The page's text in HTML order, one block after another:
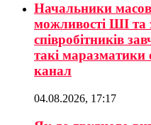
Начальники
можливості ШІ та
співробітників
такі
канал
04.08.2026, 17:17